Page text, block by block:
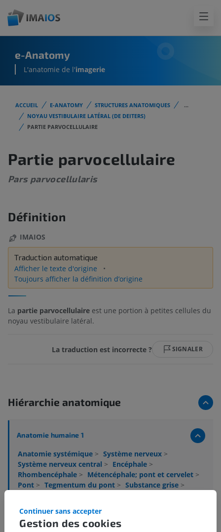
e-Anatomy
L'anatomie de l'imagerie
ACCUEIL E-ANATOMY STRUCTURES ANATOMIQUES
...
NOYAU VESTIBULAIRE LATÉRAL (DE DEITERS)
PARTIE PARVOCELLULAIRE
Partie parvocellulaire
Pars parvocellularis
Définition
IMAIOS
Traduction automatique
Afficher le texte d'origine
Toujours afficher la définition d’origine
La partie parvocellulaire est une portion à petites cellules du
noyau vestibulaire latéral.
La traduction est incorrecte ? SIGNALER
Hiérarchie anatomique
Anatomie humaine 1
Anatomie systémique > Système nerveux >
Système nerveux central > Encéphale >
Rhombencéphale > Métencéphale; pont et cervelet >
Pont > Tegmentum du pont > Substance grise >
Partie parvocellulaire
Gestion des cookies
Continuer sans accepter